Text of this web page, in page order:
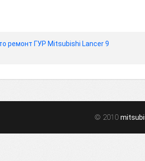
ремонт ГУР Mitsubishi Lancer 9
© 2010